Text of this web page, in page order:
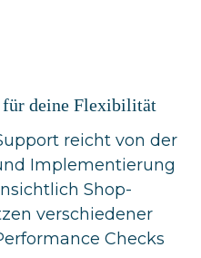
für deine Flexibilität
reicht von der
Implementierung
Shop-
verschiedener
Checks